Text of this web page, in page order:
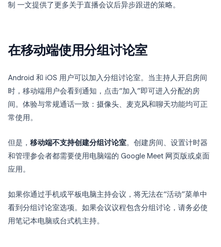
制 一文提供了更多关于直播会议后异步跟进的策略。
在移动端使用分组讨论室
Android 和 iOS 用户可以加入分组讨论室。当主持人开启房间
时，移动端用户会看到通知，点击“加入”即可进入分配的房
间。体验与常规通话一致：摄像头、麦克风和聊天功能均可正
常使用。
但是， 移动端不支持创建分组讨论室。创建房间、设置计时器
和管理参会者都需要使用电脑端的 Google Meet 网页版或桌面
应用。
如果你通过手机或平板电脑主持会议，将无法在“活动”菜单中
看到分组讨论室选项。如果会议议程包含分组讨论，请务必使
用笔记本电脑或台式机主持。